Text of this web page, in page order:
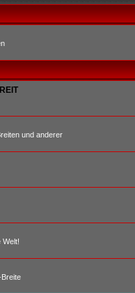
und anderer
Welt!